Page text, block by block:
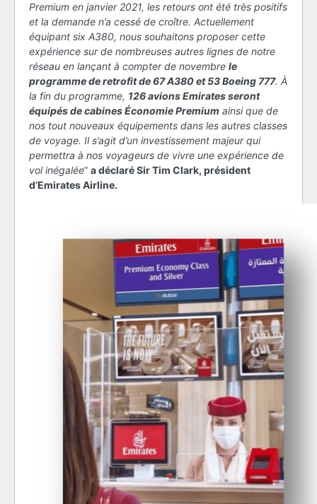
Premium en janvier 2021, les retours ont été très positifs
et la demande n’a cessé de croître. Actuellement
équipant six A380, nous souhaitons proposer cette
expérience sur de nombreuses autres lignes de notre
réseau en lançant à compter de novembre le
programme de retrofit de 67 A380 et 53 Boeing 777. À
la fin du programme, 126 avions Emirates seront
équipés de cabines Économie Premium ainsi que de
nos tout nouveaux équipements dans les autres classes
de voyage. Il s’agit d’un investissement majeur qui
permettra à nos voyageurs de vivre une expérience de
vol inégalée” a déclaré Sir Tim Clark, président
d’Emirates Airline.